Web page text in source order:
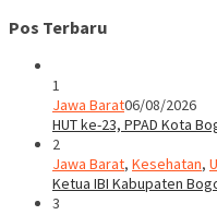
Pos Terbaru
1
Jawa Barat06/08/2026
HUT ke-23, PPAD Kota
2
Jawa Barat, Kesehatan,
Ketua IBI Kabupaten
3